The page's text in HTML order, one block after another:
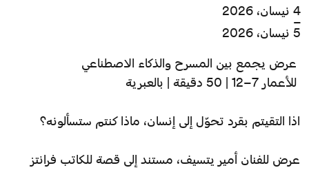
عرض يجمع بين المسرح والذكاء الاصطناعي
للأعمار 7–12 | 50 دقيقة | بالعبرية
اذا التقيتم بقرد تحوّل إلى إنسان، ماذا كنتم ستسألونه؟
عرض للفنان أمير يتسيف، مستند إلى قصة للكاتب فرانتز
–
5 نيسان، 2026
4 نيسان، 2026